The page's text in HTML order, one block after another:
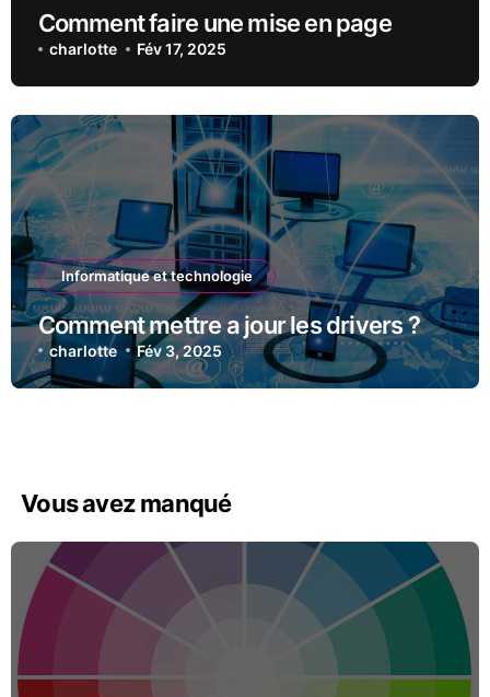
Comment faire une mise en page
charlotte Fév 17, 2025
Informatique et technologie
Comment mettre a jour les drivers ?
charlotte Fév 3, 2025
Vous avez manqué